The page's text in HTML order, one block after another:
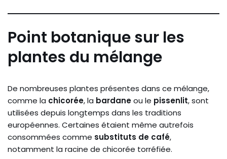
Point botanique sur les
plantes du mélange
De nombreuses plantes présentes dans ce mélange,
comme la chicorée,la bardaneou le pissenlit,sont
utilisées depuis longtemps dans les traditions
européennes. Certaines étaient même autrefois
consommées comme substituts de café,
notamment la racine de chicorée torréfiée.